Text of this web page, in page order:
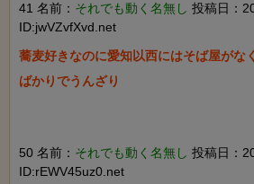
41 名前： それでも動く名無し 投稿日：
ID:jwVZvfXvd.net
蕎麦好きなのに愛知以西にはそば屋がな
ばかりでうんざり
50 名前： それでも動く名無し 投稿日：
ID:rEWV45uz0.net